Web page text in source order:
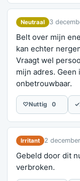
Neutraal 3
Belt over mijn
kan echter
Vraagt wel
mijn adres.
onbetrouwbaar.
♡Nuttig 0 ✓
Irritant 2
Gebeld door dit
verbroken.